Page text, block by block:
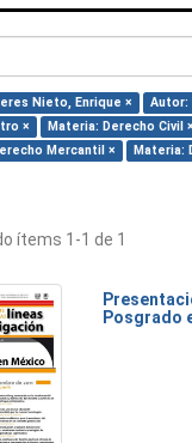
Nieto, Enrique × Autor:
×
Materia: Derecho Civil ×
Mercantil ×
Materia:
ítems 1-1 de 1
Posgrado